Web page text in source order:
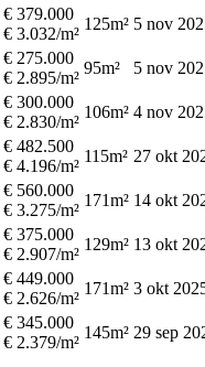
€ 379.000
€ 3.032/m²
125m² 5 nov
€ 275.000
€ 2.895/m²
95m² 5 nov
€ 300.000
€ 2.830/m²
106m² 4 nov
€ 482.500
€ 4.196/m²
115m² 27 okt
€ 560.000
€ 3.275/m²
171m² 14 okt
€ 375.000
€ 2.907/m²
129m² 13 okt
€ 449.000
€ 2.626/m²
171m² 3 okt
€ 345.000
€ 2.379/m²
145m² 29 sep